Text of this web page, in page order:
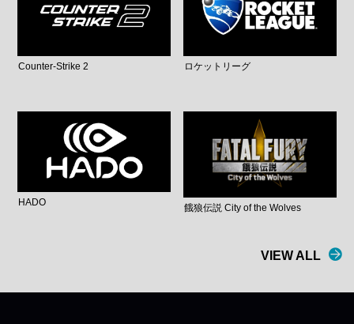
Counter-Strike 2 ロケットリーグ
HADO
餓狼伝説 City of the Wolves
VIEW ALL